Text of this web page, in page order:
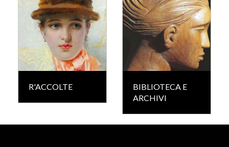
R'ACCOLTE
BIBLIOTECA E
ARCHIVI